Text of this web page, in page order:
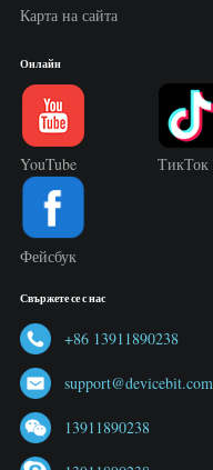
Карта на сайта
Онлайн
YouTube ТикТок
Фейсбук
Свържете се с нас
+86 13911890238
support@devicebit.com
13911890238